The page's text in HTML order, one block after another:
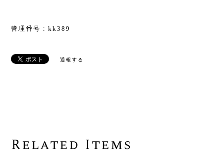
管理番号：kk389
通報する
Related Items